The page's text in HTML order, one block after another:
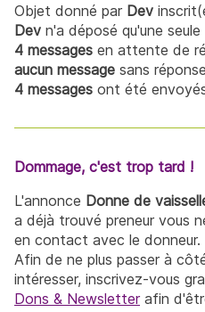
Objet donné par Dev
Dev n'a déposé qu'une
4 messages en attente de
aucun message sans réponse
4 messages ont été
Dommage, c'est trop tard !
L'annonce Donne de
a déjà trouvé preneur vous
en contact avec le donneur.
Afin de ne plus passer à
intéresser, inscrivez-vous
Dons & Newsletterafin